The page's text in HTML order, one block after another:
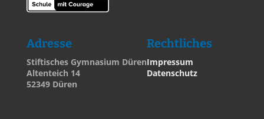
Adresse
Stiftisches Gymnasium Düren
Altenteich 14
52349 Düren
Rechtliches
Impressum
Datenschutz